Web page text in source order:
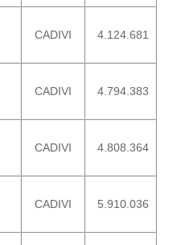
CADIVI 4.124.681
CADIVI 4.794.383
CADIVI 4.808.364
CADIVI 5.910.036